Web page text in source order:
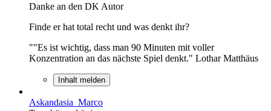
Danke an den DK Autor
Finde er hat total recht und was denkt ihr?
""Es ist wichtig, dass man 90 Minuten mit voller
Konzentration an das nächste Spiel denkt." Lothar Matthäus
Inhalt melden
Askandasia_Marco